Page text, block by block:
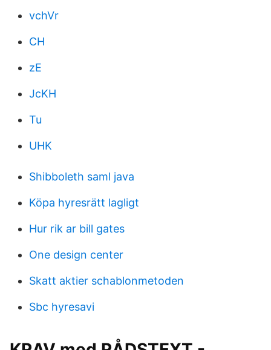
vchVr
CH
zE
JcKH
Tu
UHK
Shibboleth saml java
Köpa hyresrätt lagligt
Hur rik ar bill gates
One design center
Skatt aktier schablonmetoden
Sbc hyresavi